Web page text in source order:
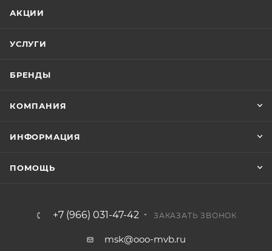
АКЦИИ
УСЛУГИ
БРЕНДЫ
КОМПАНИЯ
ИНФОРМАЦИЯ
ПОМОЩЬ
+7 (966) 031-47-42 ЗАКАЗАТЬ ЗВОНОК
msk@ooo-mvb.ru